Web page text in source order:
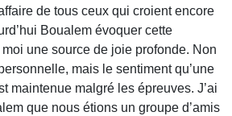
de tous ceux qui croient encore
Boualem évoquer cette
une source de joie profonde. Non
mais le sentiment qu’une
maintenue malgré les épreuves. J’ai
que nous étions un groupe d’amis